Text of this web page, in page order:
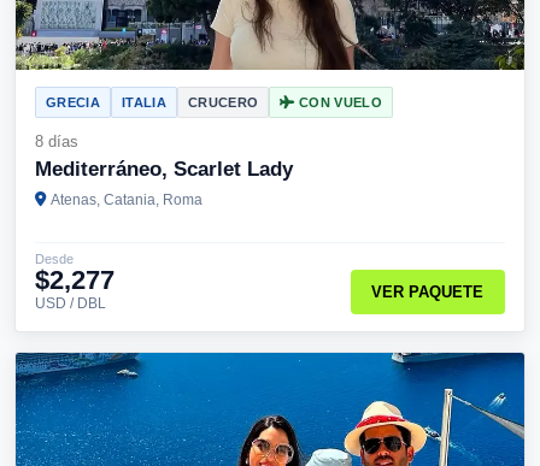
GRECIA ITALIA CRUCERO CON VUELO
8 días
Mediterráneo, Scarlet Lady
Atenas, Catania, Roma
Desde
$2,277
USD / DBL
VER PAQUETE